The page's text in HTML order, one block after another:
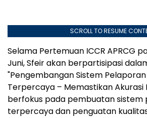
SCROLL TO RESUME
Selama Pertemuan ICCR APRCG
Juni, Sfeir akan berpartisipasi
"Pengembangan Sistem
Terpercaya – Memastikan Akurasi
berfokus pada pembuatan sistem
terpercaya dan penguatan